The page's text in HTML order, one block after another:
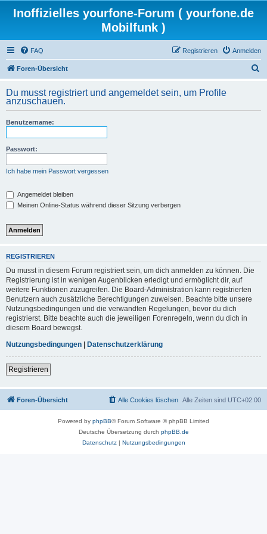
Inoffizielles yourfone-Forum ( yourfone.de
Mobilfunk )
FAQ Anmelden
Registrieren
Foren-Übersicht
h
Du musst registriert und angemeldet sein, um Profile
anzuschauen.
Benutzername:
Passwort:
Ich habe mein Passwort vergessen
Angemeldet bleiben
Meinen Online-Status während dieser Sitzung verbergen
REGISTRIEREN
Du musst in diesem Forum registriert sein, um dich anmelden zu können. Die
Registrierung ist in wenigen Augenblicken erledigt und ermöglicht dir, auf
weitere Funktionen zuzugreifen. Die Board-Administration kann registrierten
Benutzern auch zusätzliche Berechtigungen zuweisen. Beachte bitte unsere
Nutzungsbedingungen und die verwandten Regelungen, bevor du dich
registrierst. Bitte beachte auch die jeweiligen Forenregeln, wenn du dich in
diesem Board bewegst.
Nutzungsbedingungen | Datenschutzerklärung
Registrieren
Foren-Übersicht Alle Zeiten sind UTC+02:00
Alle Cookies löschen
Powered by phpBB® Forum Software © phpBB Limited
Deutsche Übersetzung durch phpBB.de
Datenschutz| Nutzungsbedingungen